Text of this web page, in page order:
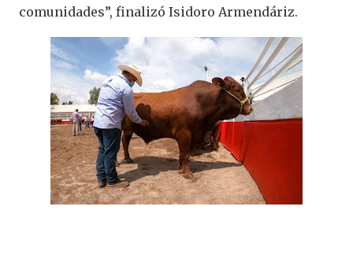
comunidades”, finalizó Isidoro Armendáriz.